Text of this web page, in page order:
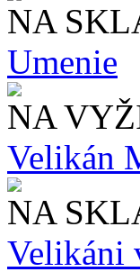
NA
Umenie
NA
Velikán
NA
Velikáni